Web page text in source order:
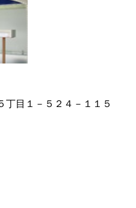
丁目１－５２４－１１５